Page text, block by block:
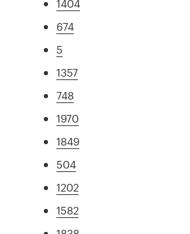
1404
674
5
1357
748
1970
1849
504
1202
1582